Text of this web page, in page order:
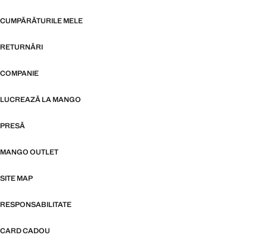
CUMPĂRĂTURILE MELE
RETURNĂRI
COMPANIE
LUCREAZĂ LA MANGO
PRESĂ
MANGO OUTLET
SITE MAP
RESPONSABILITATE
CARD CADOU